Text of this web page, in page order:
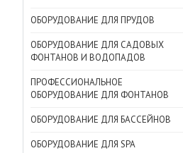
ОБОРУДОВАНИЕ ДЛЯ ПРУДОВ
ОБОРУДОВАНИЕ ДЛЯ САДОВЫХ
ФОНТАНОВ И ВОДОПАДОВ
ПРОФЕССИОНАЛЬНОЕ
ОБОРУДОВАНИЕ ДЛЯ ФОНТАНОВ
ОБОРУДОВАНИЕ ДЛЯ БАССЕЙНОВ
ОБОРУДОВАНИЕ ДЛЯ SPA